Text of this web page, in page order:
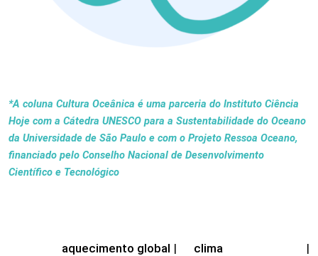
*A coluna Cultura Oceânica é uma parceria do Instituto Ciência
Hoje com a Cátedra UNESCO para a Sustentabilidade do Oceano
da Universidade de São Paulo e com o Projeto Ressoa Oceano,
financiado pelo Conselho Nacional de Desenvolvimento
Científico e Tecnológico
aquecimento global | clima
|